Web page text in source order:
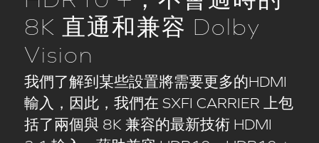
8K 直通和兼容 Dolby
Vision
我們了解到某些設置將需要更多的HDMI
輸入，因此，我們在 SXFI CARRIER 上包
括了兩個與 8K 兼容的最新技術 HDMI